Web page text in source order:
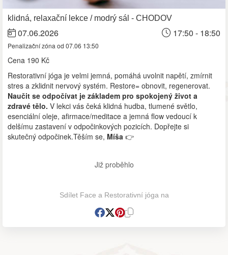
klidná, relaxační lekce / modrý sál - CHODOV
07.06.2026 17:50 - 18:50
Penalizační zóna od 07.06 13:50
Cena 190 Kč
Restorativní jóga je velmi jemná, pomáhá uvolnit napětí, zmírnit
stres a zklidnit nervový systém. Restore= obnovit, regenerovat.
Naučit se odpočívat je základem pro spokojený život a
zdravé tělo. V lekci vás čeká klidná hudba, tlumené světlo,
esenciální oleje, afirmace/meditace a jemná flow vedoucí k
delšímu zastavení v odpočinkových pozicích. Dopřejte si
skutečný odpočinek.Těším se, Míša 👉
Již proběhlo
Sdílet Face a Restorativní jóga na